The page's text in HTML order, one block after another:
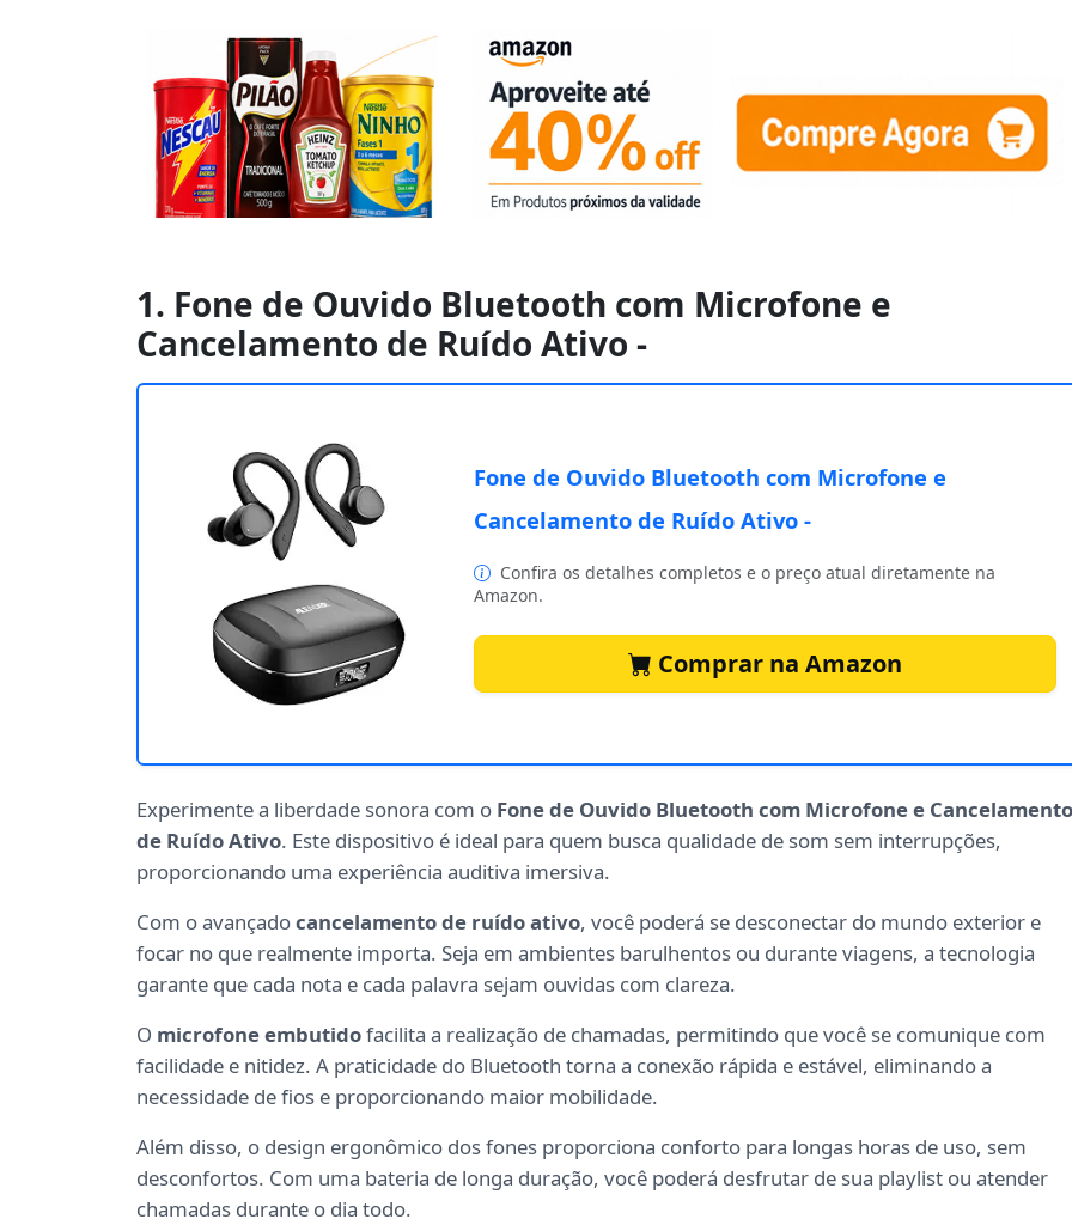
1. Fone de Ouvido Bluetooth com Microfone e
Cancelamento de Ruído Ativo -
Fone de Ouvido Bluetooth com Microfone e
Cancelamento de Ruído Ativo -
Confira os detalhes completos e o preço atual diretamente na
Amazon.
Comprar na Amazon
Experimente a liberdade sonora com o Fone de Ouvido Bluetooth com Microfone e Cancelamento
de Ruído Ativo. Este dispositivo é ideal para quem busca qualidade de som sem interrupções,
proporcionando uma experiência auditiva imersiva.
Com o avançadocancelamento de ruído ativo, você poderá se desconectar do mundo exterior e
focar no que realmente importa. Seja em ambientes barulhentos ou durante viagens, a tecnologia
garante que cada nota e cada palavra sejam ouvidas com clareza.
O microfone embutidofacilita a realização de chamadas, permitindo que você se comunique com
facilidade e nitidez. A praticidade do Bluetooth torna a conexão rápida e estável, eliminando a
necessidade de fios e proporcionando maior mobilidade.
Além disso, o design ergonômico dos fones proporciona conforto para longas horas de uso, sem
desconfortos. Com uma bateria de longa duração, você poderá desfrutar de sua playlist ou atender
chamadas durante o dia todo.